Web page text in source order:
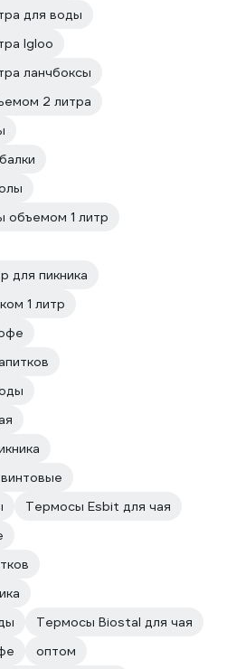
для воды
Igloo
ланчбоксы
2 литра
объемом 1 литр
для пикника
1 литр
Термосы Esbit для чая
Термосы Biostal для чая
оптом